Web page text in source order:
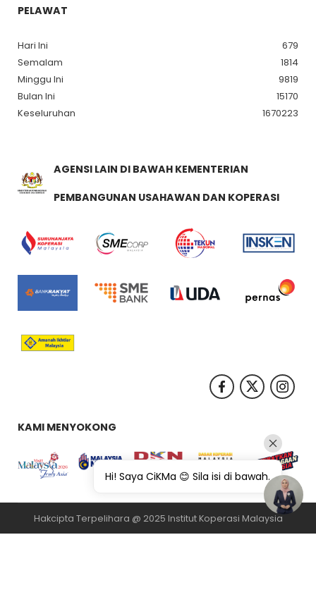
PELAWAT
Hari Ini
679
Semalam
1814
Minggu Ini
9819
Bulan Ini
15170
Keseluruhan
1670223
AGENSI LAIN DI BAWAH KEMENTERIAN
PEMBANGUNAN USAHAWAN DAN KOPERASI
KAMI MENYOKONG
Hakcipta Terpelihara @ 2025 Institut Koperasi Malaysia
Hi! Saya CiKMa 😊 Sila isi di bawah.